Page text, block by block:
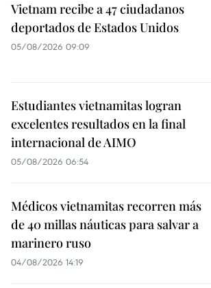
Vietnam recibe a 47 ciudadanos
deportados de Estados Unidos
05/08/2026 09:09
Estudiantes vietnamitas logran
excelentes resultados en la final
internacional de AIMO
05/08/2026 06:54
Médicos vietnamitas recorren más
de 40 millas náuticas para salvar a
marinero ruso
04/08/2026 14:19